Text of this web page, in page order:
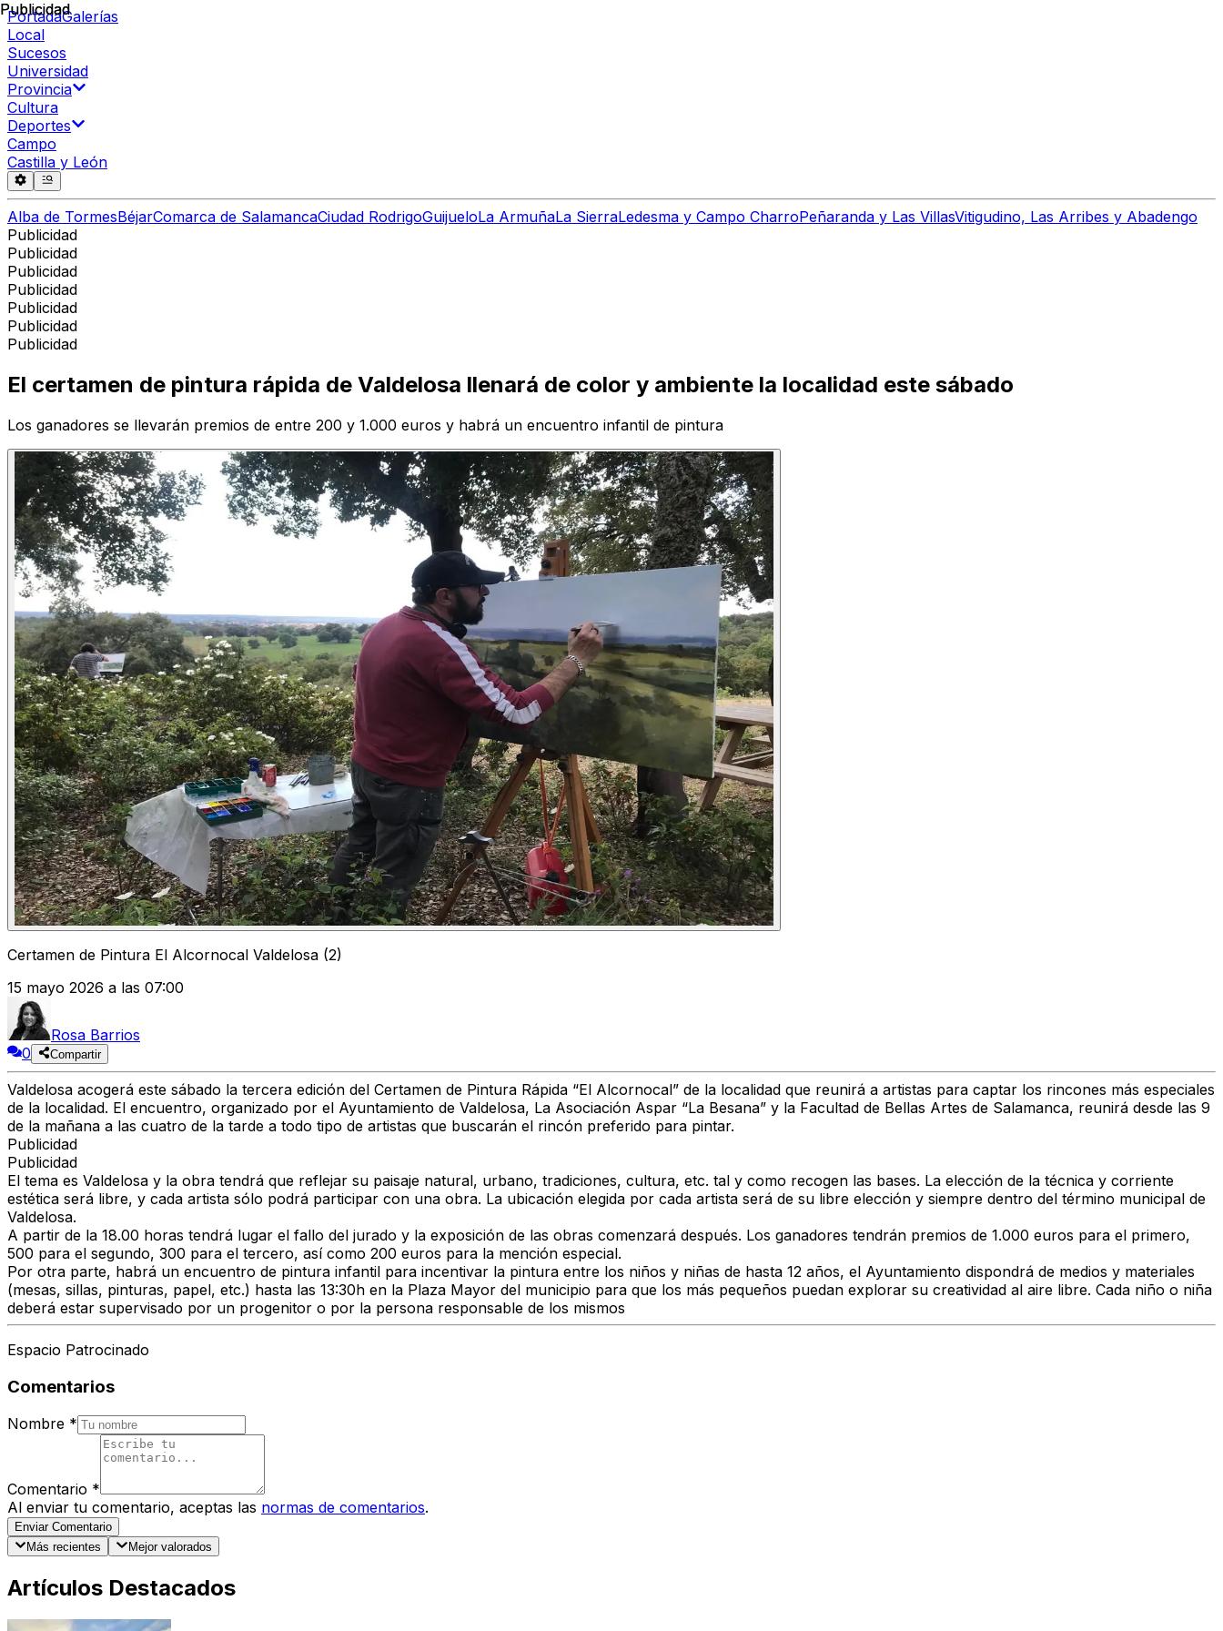
PortadaGalerías
Local
Sucesos
Universidad
Provincia
Cultura
Deportes
Campo
Castilla y León
Alba de TormesBéjarComarca de SalamancaCiudad RodrigoGuijueloLa ArmuñaLa SierraLedesma y Campo CharroPeñaranda y Las VillasVitigudino, Las Arribes y Abadengo
Publicidad
Publicidad
Publicidad
Publicidad
Publicidad
Publicidad
Publicidad
Publicidad
El certamen de pintura rápida de Valdelosa llenará de color y ambiente la localidad este sábado
Los ganadores se llevarán premios de entre 200 y 1.000 euros y habrá un encuentro infantil de pintura
Certamen de Pintura El Alcornocal Valdelosa (2)
15 mayo 2026 a las 07:00
Rosa Barrios
0
Compartir
Valdelosa acogerá este sábado la tercera edición del Certamen de Pintura Rápida “El Alcornocal” de la localidad que reunirá a artistas para captar los rincones más especiales
de la localidad. El encuentro, organizado por el Ayuntamiento de Valdelosa, La Asociación Aspar “La Besana” y la Facultad de Bellas Artes de Salamanca, reunirá desde las 9
de la mañana a las cuatro de la tarde a todo tipo de artistas que buscarán el rincón preferido para pintar.
Publicidad
Publicidad
El tema es Valdelosa y la obra tendrá que reflejar su paisaje natural, urbano, tradiciones, cultura, etc. tal y como recogen las bases. La elección de la técnica y corriente
estética será libre, y cada artista sólo podrá participar con una obra. La ubicación elegida por cada artista será de su libre elección y siempre dentro del término municipal de
Valdelosa.
A partir de la 18.00 horas tendrá lugar el fallo del jurado y la exposición de las obras comenzará después. Los ganadores tendrán premios de 1.000 euros para el primero,
500 para el segundo, 300 para el tercero, así como 200 euros para la mención especial.
Por otra parte, habrá un encuentro de pintura infantil para incentivar la pintura entre los niños y niñas de hasta 12 años, el Ayuntamiento dispondrá de medios y materiales
(mesas, sillas, pinturas, papel, etc.) hasta las 13:30h en la Plaza Mayor del municipio para que los más pequeños puedan explorar su creatividad al aire libre. Cada niño o niña
deberá estar supervisado por un progenitor o por la persona responsable de los mismos
Espacio Patrocinado
Comentarios
Nombre *
Comentario *
Al enviar tu comentario, aceptas las normas de comentarios.
Enviar Comentario
Más recientes
Mejor valorados
Artículos Destacados
Publicidad